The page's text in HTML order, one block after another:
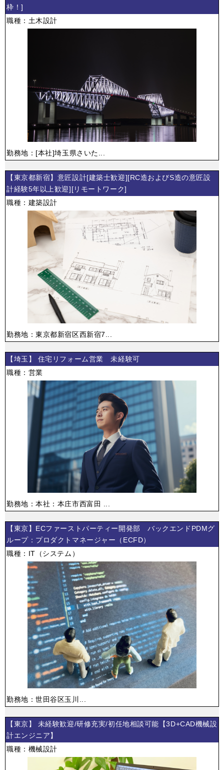
枠！]
職種：土木設計
勤務地：[本社]埼玉県さいた...
【東京都新宿】意匠設計[建築士歓迎][RC造およびS造の意匠設
計経験5年以上歓迎][リモートワーク]
職種：建築設計
勤務地：東京都新宿区西新宿7...
【埼玉】 住宅リフォーム営業 未経験可
職種：営業
勤務地：本社：本庄市西富田 ...
【東京】ECファーストパーティー開発部 バックエンドPDMグ
ループ：プロダクトマネージャー（ECFD）
職種：IT（システム）
勤務地：世田谷区玉川...
【東京】 未経験歓迎/研修充実/初任地相談可能【3D+CAD機械設
計エンジニア】
職種：機械設計